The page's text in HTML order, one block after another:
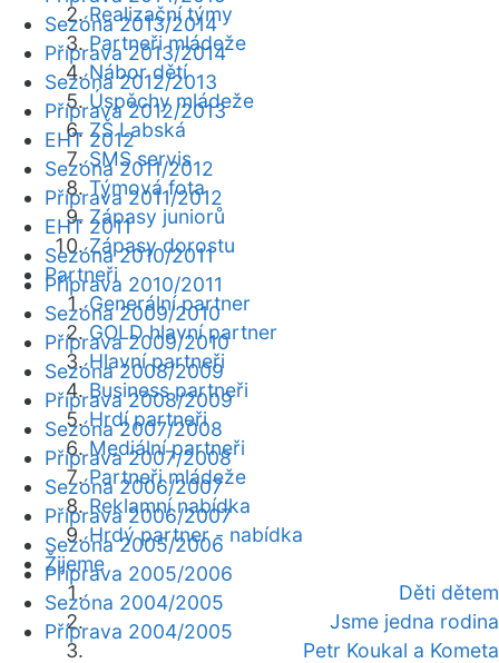
Realizační týmy
Partneři mládeže
Nábor dětí
Úspěchy mládeže
ZŠ Labská
SMS servis
Týmová fota
Zápasy juniorů
Zápasy dorostu
Partneři
Generální partner
GOLD hlavní partner
Hlavní partneři
Business partneři
Hrdí partneři
Mediální partneři
Partneři mládeže
Reklamní nabídka
Hrdý partner - nabídka
Žijeme
Děti dětem
Jsme jedna rodina
Petr Koukal a Kometa
Sezóna 2013/2014
Příprava 2013/2014
Sezóna 2012/2013
Příprava 2012/2013
EHT 2012
Sezóna 2011/2012
Příprava 2011/2012
EHT 2011
Sezóna 2010/2011
Příprava 2010/2011
Sezóna 2009/2010
Příprava 2009/2010
Sezóna 2008/2009
Příprava 2008/2009
Sezóna 2007/2008
Příprava 2007/2008
Sezóna 2006/2007
Příprava 2006/2007
Sezóna 2005/2006
Příprava 2005/2006
Sezóna 2004/2005
Příprava 2004/2005